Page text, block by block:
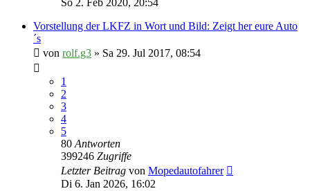
So 2. Feb 2020, 20:54
Vorstellung der LKFZ in Wort und Bild: Zeigt her eure Auto
´s
von rolf.g3 » Sa 29. Jul 2017, 08:54
1
2
3
4
5
80Antworten
399246 Zugriffe
Letzter Beitrag von Mopedautofahrer
Di 6. Jan 2026, 16:02